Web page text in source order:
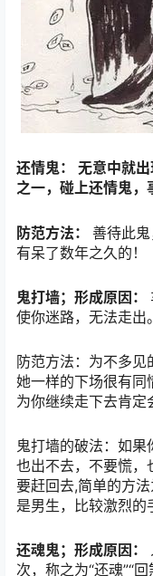
还情鬼： 无意中就
之一，碰上还情鬼，
防范方法： 善待此
有呆了数年之久的！
鬼打墙；形成原因：
使你迷路，无法走出。
防范方法：为不多
她一样的下场很有
为你继续走下去肯定
鬼打墙的破法：如
也出不去，不要慌，
要赶回去,简单的方
是男生，比较激烈的
还魂鬼；形成原因：
次，称之为“还魂”“回